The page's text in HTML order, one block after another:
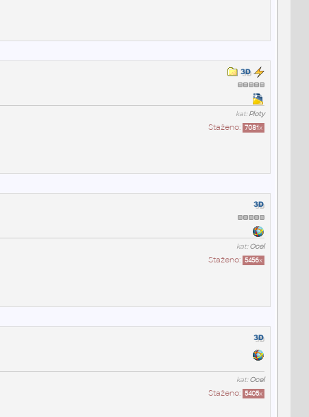
kat:Ploty
Staženo: 7081x
kat:Ocel
Staženo: 5456x
kat:Ocel
Staženo: 5405x